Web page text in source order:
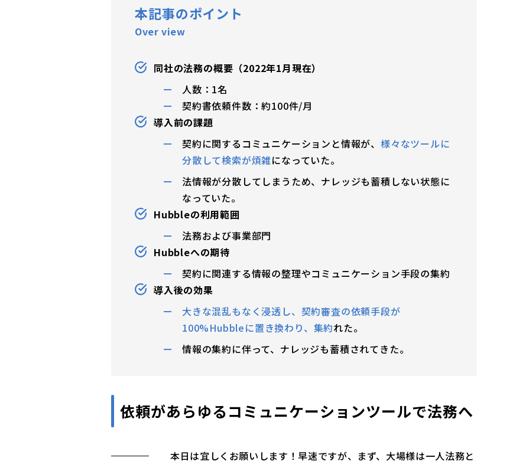
本記事のポイント
Over view
同社の法務の概要（2022年1月現在）
人数：1名
契約書依頼件数：約100件/月
導入前の課題
契約に関するコミュニケーションと情報が、様々なツールに
分散して検索が煩雑になっていた。
法情報が分散してしまうため、ナレッジも蓄積しない状態に
なっていた。
Hubbleの利用範囲
法務および事業部門
Hubbleへの期待
契約に関連する情報の整理やコミュニケーション手段の集約
導入後の効果
大きな混乱もなく浸透し、契約審査の依頼手段が
100%Hubbleに置き換わり、集約れた。
情報の集約に伴って、ナレッジも蓄積されてきた。
依頼があらゆるコミュニケーションツールで法務へ
本日は宜しくお願いします！早速ですが、まず、大場様は一人法務と